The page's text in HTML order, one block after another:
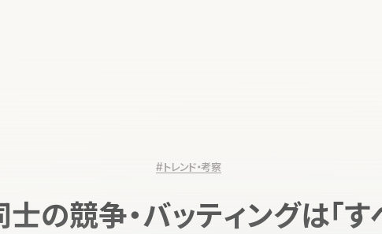
#トレンド・考察
の競争・バッティングは「